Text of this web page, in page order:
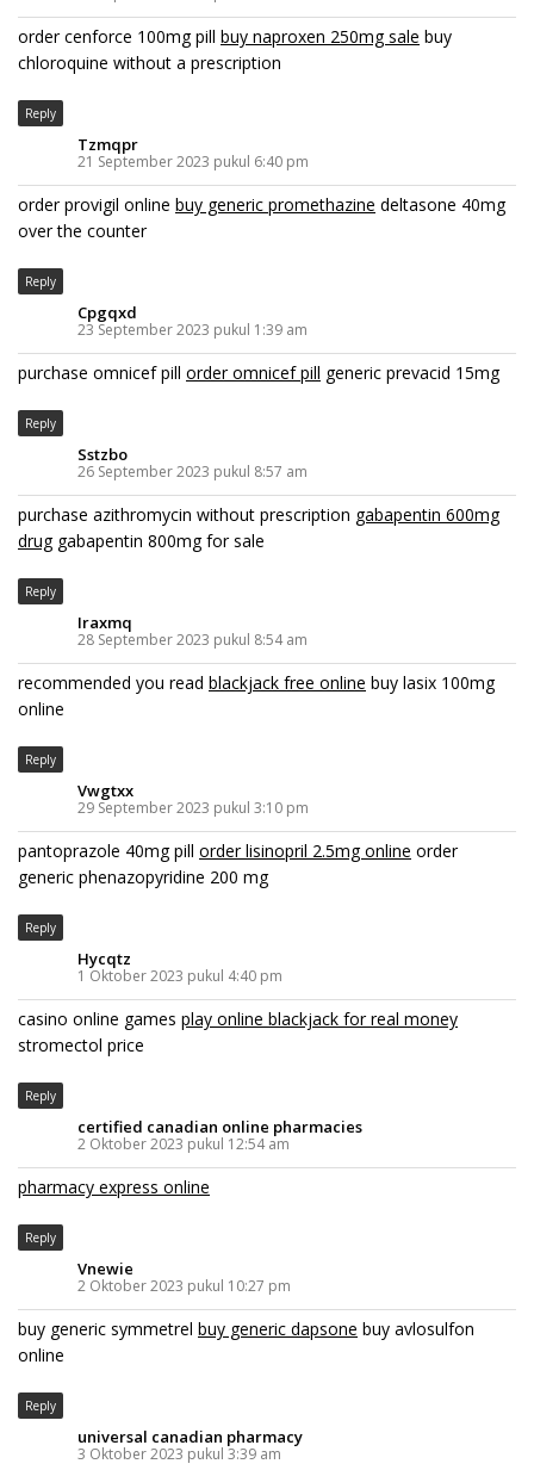
order cenforce 100mg pill buy naproxen 250mg sale buy
chloroquine without a prescription
Reply
Tzmqpr
21 September 2023 pukul 6:40 pm
order provigil online buy generic promethazine deltasone 40mg
over the counter
Reply
Cpgqxd
23 September 2023 pukul 1:39 am
purchase omnicef pill order omnicef pill generic prevacid 15mg
Reply
Sstzbo
26 September 2023 pukul 8:57 am
purchase azithromycin without prescription gabapentin 600mg
druggabapentin 800mg for sale
Reply
Iraxmq
28 September 2023 pukul 8:54 am
recommended you read blackjack free online buy lasix 100mg
online
Reply
Vwgtxx
29 September 2023 pukul 3:10 pm
pantoprazole 40mg pill order lisinopril 2.5mg online order
generic phenazopyridine 200 mg
Reply
Hycqtz
1 Oktober 2023 pukul 4:40 pm
casino online games play online blackjack for real money
stromectol price
Reply
certified canadian online pharmacies
2 Oktober 2023 pukul 12:54 am
pharmacy express online
Reply
Vnewie
2 Oktober 2023 pukul 10:27 pm
buy generic symmetrel buy generic dapsone buy avlosulfon
online
Reply
universal canadian pharmacy
3 Oktober 2023 pukul 3:39 am